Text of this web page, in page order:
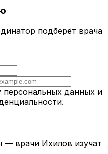
подберёт врача
персональных данных и
.
врачи Ихилов изучат